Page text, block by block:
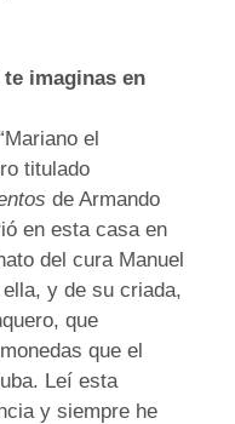
imaginas en
el
titulado
de Armando
en esta casa en
del cura Manuel
y de su criada,
que
que el
Leí esta
y siempre he